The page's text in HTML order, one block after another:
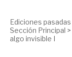
Ediciones pasadas
Sección Principal >
algo invisible I